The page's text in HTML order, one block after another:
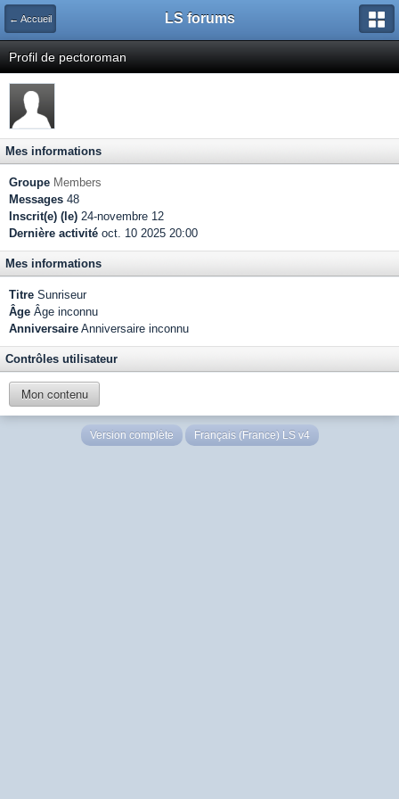
← Accueil LS forums
Profil de pectoroman
Mes informations
Groupe Members
Messages 48
Inscrit(e) (le) 24-novembre 12
Dernière activité oct. 10 2025 20:00
Mes informations
Titre Sunriseur
Âge Âge inconnu
Anniversaire Anniversaire inconnu
Contrôles utilisateur
Mon contenu
Version complète Français (France) LS v4